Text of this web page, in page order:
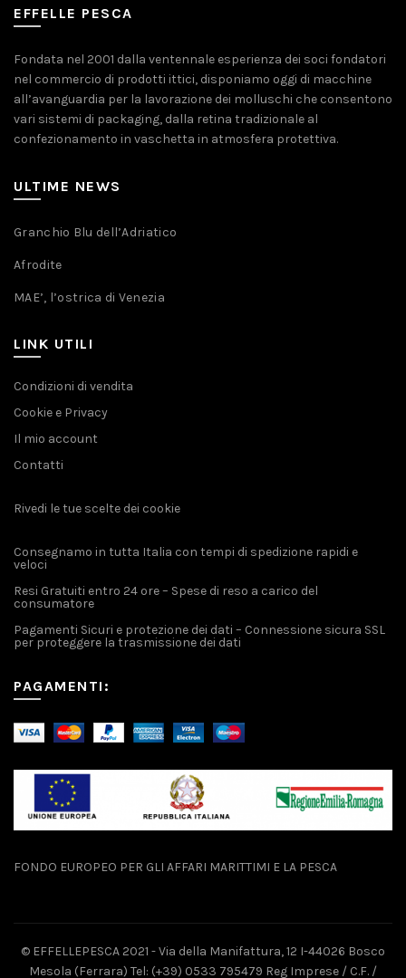
EFFELLE PESCA
Fondata nel 2001 dalla ventennale esperienza dei soci fondatori
nel commercio di prodotti ittici, disponiamo oggi di macchine
all’avanguardia per la lavorazione dei molluschi che consentono
vari sistemi di packaging, dalla retina tradizionale al
confezionamento in vaschetta in atmosfera protettiva.
ULTIME NEWS
Granchio Blu dell’Adriatico
Afrodite
MAE’, l’ostrica di Venezia
LINK UTILI
Condizioni di vendita
Cookie e Privacy
Il mio account
Contatti
Rivedi le tue scelte dei cookie
Consegnamo in tutta Italia con tempi di spedizione rapidi e
veloci
Resi Gratuiti entro 24 ore – Spese di reso a carico del
consumatore
Pagamenti Sicuri e protezione dei dati – Connessione sicura SSL
per proteggere la trasmissione dei dati
PAGAMENTI:
FONDO EUROPEO PER GLI AFFARI MARITTIMI E LA PESCA
© EFFELLEPESCA 2021 - Via della Manifattura, 12 I-44026 Bosco
Mesola (Ferrara) Tel: (+39) 0533 795479 Reg Imprese / C.F. /